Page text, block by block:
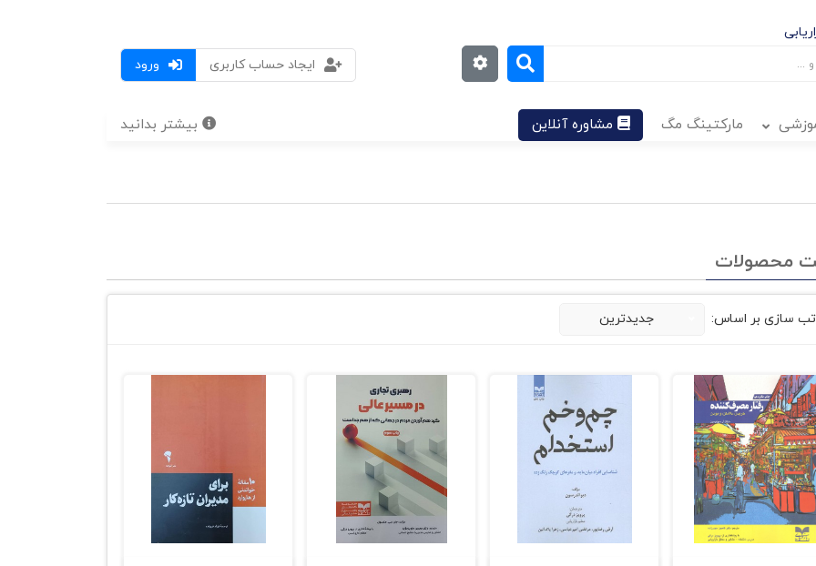
ورود
ایجاد حساب کاربری
مارکتینگ مگ مشاوره آنلاین بیشتر بدانید
محصولات
سازی بر اساس: جدیدترین